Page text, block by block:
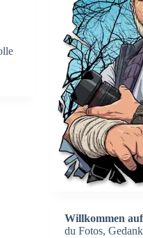
Willkommen auf
du Fotos,